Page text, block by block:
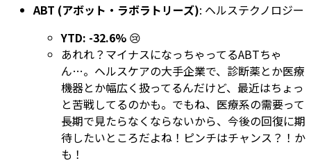
ABT (アボット・ラボラトリーズ): ヘルステクノロジー
YTD: -32.6% 😢
あれれ？マイナスになっちゃってるABTちゃ
ん…。ヘルスケアの大手企業で、診断薬とか医療
機器とか幅広く扱ってるんだけど、最近はちょっ
と苦戦してるのかも。でもね、医療系の需要って
長期で見たらなくならないから、今後の回復に期
待したいところだよね！ピンチはチャンス？！か
も！